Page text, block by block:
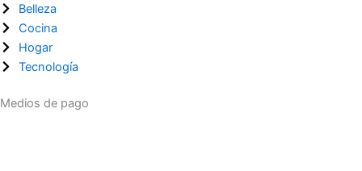
Belleza
Cocina
Hogar
Tecnología
Medios de pago